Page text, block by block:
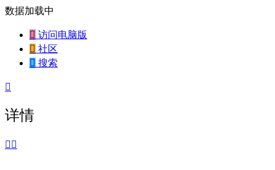
数据加载中
 访问电脑版
 社区
 搜索

详情
 